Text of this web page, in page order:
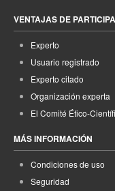
VENTAJAS DE
Experto
Usuario registrado
Experto citado
Organización experta
El Comité Ético-
MÁS INFORMACIÓN
Condiciones de uso
Seguridad